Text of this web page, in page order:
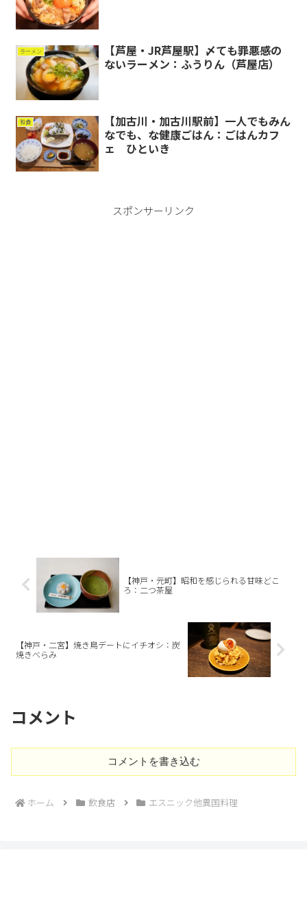
ラーメン
【芦屋・JR芦屋駅】〆ても罪悪感の
ないラーメン：ふうりん（芦屋店）
和食
【加古川・加古川駅前】一人でもみん
なでも、な健康ごはん：ごはんカフ
ェ ひといき
スポンサーリンク
【神戸・元町】昭和を感じられる甘味どこ
ろ：二つ茶屋
【神戸・二宮】焼き鳥デートにイチオシ：炭
焼きべらみ
コメント
コメントを書き込む
ホーム 飲食店 エスニック他異国料理